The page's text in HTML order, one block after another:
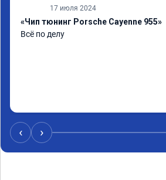
17 июля 2024
«Чип тюнинг Porsche Cayenne 955»
Всё по делу
‹ ›